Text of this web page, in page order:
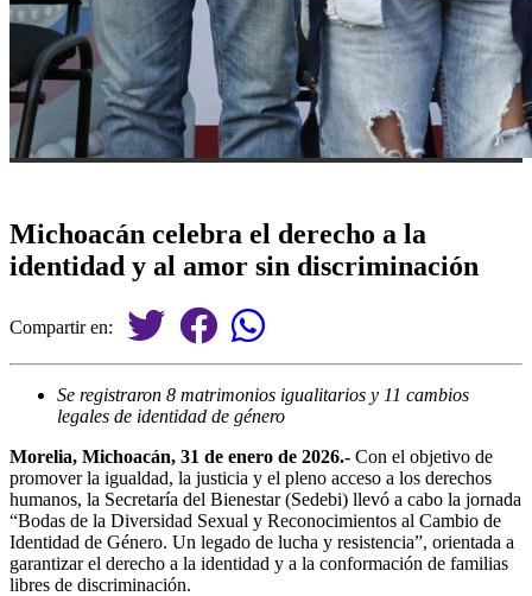
Michoacán celebra el derecho a la
identidad y al amor sin discriminación
Compartir en:
Se registraron 8 matrimonios igualitarios y 11 cambios
legales de identidad de género
Morelia, Michoacán, 31 de enero de 2026.- Con el objetivo de
promover la igualdad, la justicia y el pleno acceso a los derechos
humanos, la Secretaría del Bienestar (Sedebi) llevó a cabo la jornada
“Bodas de la Diversidad Sexual y Reconocimientos al Cambio de
Identidad de Género. Un legado de lucha y resistencia”, orientada a
garantizar el derecho a la identidad y a la conformación de familias
libres de discriminación.